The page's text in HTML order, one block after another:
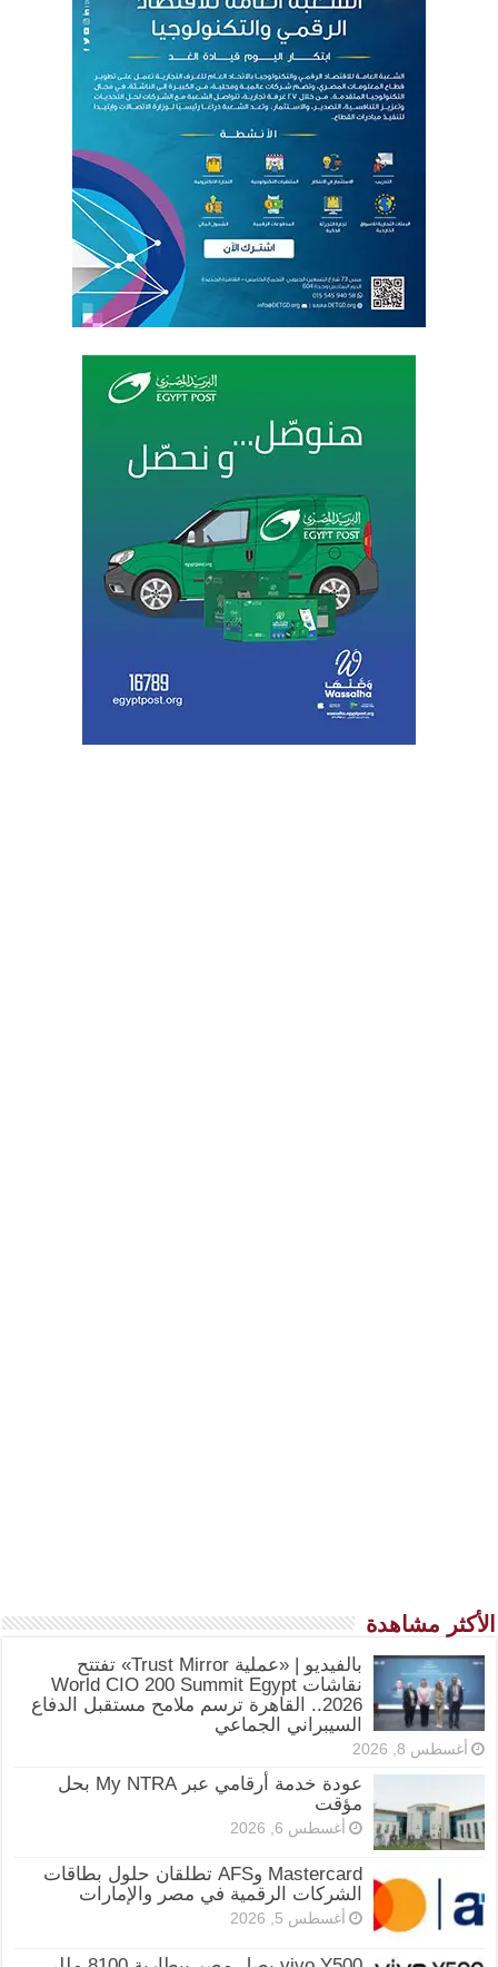
الأكثر مشاهدة
بالفيديو | «عملية Trust Mirror» تفتتح
نقاشات World CIO 200 Summit Egypt
2026.. القاهرة ترسم ملامح مستقبل الدفاع
السيبراني الجماعي
أغسطس 8, 2026
عودة خدمة أرقامي عبر My NTRA بحل
مؤقت
أغسطس 6, 2026
Mastercard وAFS تطلقان حلول بطاقات
الشركات الرقمية في مصر والإمارات
أغسطس 5, 2026